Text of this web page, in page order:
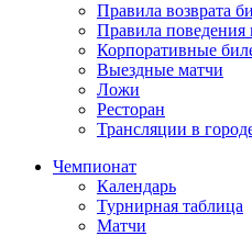
Правила возврата
Правила поведения
Корпоративные
Выездные матчи
Ложи
Ресторан
Трансляции в
Чемпионат
Календарь
Турнирная таблица
Матчи